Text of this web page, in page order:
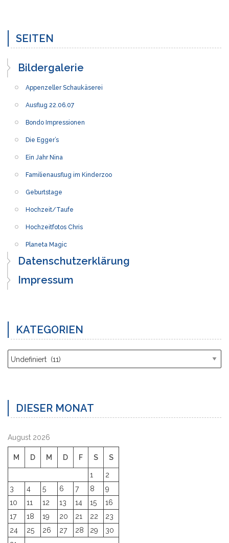
SEITEN
Bildergalerie
Appenzeller Schaukäserei
Ausflug 22.06.07
Bondo Impressionen
Die Egger’s
Ein Jahr Nina
Familienausflug im Kinderzoo
Geburtstage
Hochzeit/Taufe
Hochzeitfotos Chris
Planeta Magic
Datenschutzerklärung
Impressum
KATEGORIEN
Kategorien
DIESER MONAT
August 2026
M D M D F S S
1
2
3
4 5 6 7 8
9
10
11 12 13 14 15
16
17
18 19 20 21 22
23
24
25 26 27 28 29
30